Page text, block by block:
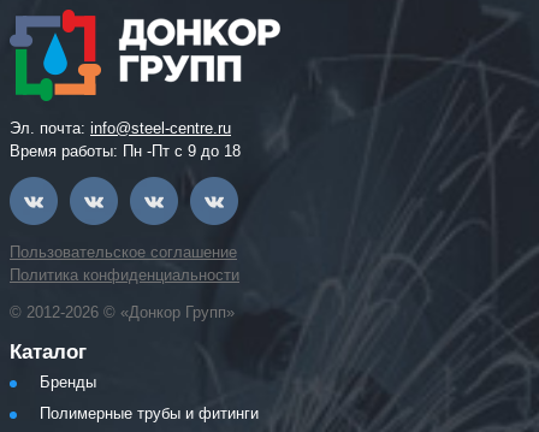
Эл. почта: info@steel-centre.ru
Время работы: Пн -Пт с 9 до 18
Пользовательское соглашение
Политика конфиденциальности
© 2012-2026 © «Донкор Групп»
Каталог
Бренды
Полимерные трубы и фитинги